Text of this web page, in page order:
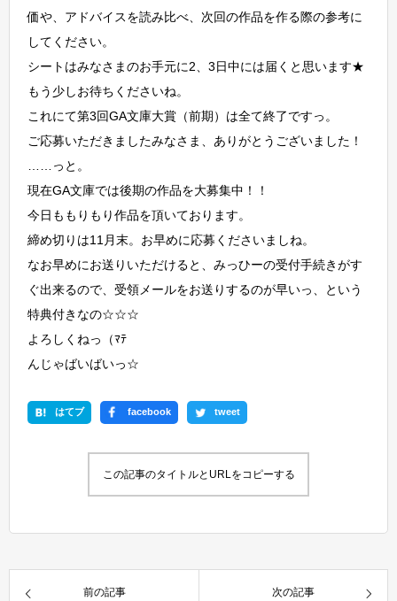
価や、アドバイスを読み比べ、次回の作品を作る際の参考に
してください。
シートはみなさまのお手元に2、3日中には届くと思います★
もう少しお待ちくださいね。
これにて第3回GA文庫大賞（前期）は全て終了ですっ。
ご応募いただきましたみなさま、ありがとうございました！
……っと。
現在GA文庫では後期の作品を大募集中！！
今日ももりもり作品を頂いております。
締め切りは11月末。お早めに応募くださいましね。
なお早めにお送りいただけると、みっひーの受付手続きがす
ぐ出来るので、受領メールをお送りするのが早いっ、という
特典付きなの☆☆☆
よろしくねっ（ﾏﾃ
んじゃばいばいっ☆
はてブ facebook tweet
この記事のタイトルとURLをコピーする
前の記事 次の記事